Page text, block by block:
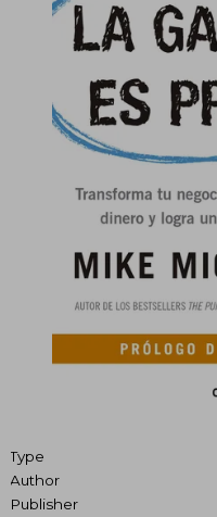
Type
Author
Publisher